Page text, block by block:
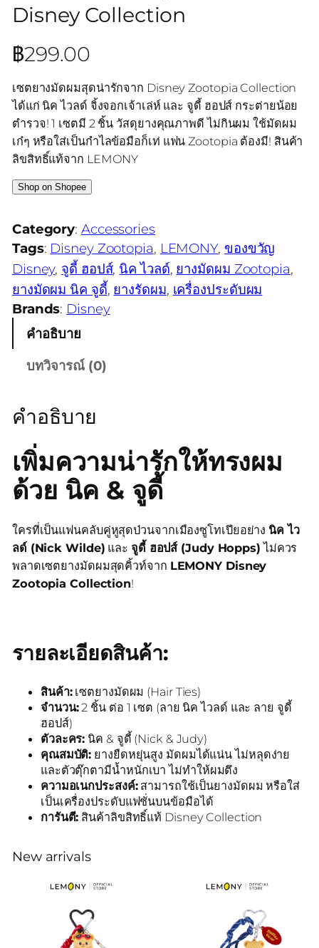
Disney Collection
฿299.00
เซตยางมัดผมสุดน่ารักจาก Disney Zootopia Collection
ได้แก่ นิค ไวลด์ จิ้งจอกเจ้าเล่ห์ และ จูดี้ ฮอปส์ กระต่ายน้อย
ตำรวจ! 1 เซตมี 2 ชิ้น วัสดุยางคุณภาพดี ไม่กินผม ใช้มัดผม
เก๋ๆ หรือใส่เป็นกำไลข้อมือก็เท่ แฟน Zootopia ต้องมี! สินค้า
ลิขสิทธิ์แท้จาก LEMONY
Shop on Shopee
Category: Accessories
Tags: Disney Zootopia, LEMONY, ของขวัญ
Disney, จูดี้ ฮอปส์, นิค ไวลด์, ยางมัดผม Zootopia
ยางมัดผม นิค จูดี้, ยางรัดผม, เครื่องประดับผม
Brands: Disney
คำอธิบาย
บทวิจารณ์ (0)
คำอธิบาย
เพิ่มความน่ารักให้ทรงผม
ด้วย นิค & จูดี้
ใครที่เป็นแฟนคลับคู่หูสุดป่วนจากเมืองซูโทเปียอย่าง นิค ไว
ลด์ (Nick Wilde) และ จูดี้ ฮอปส์ (Judy Hopps) ไม่ควร
พลาดเซตยางมัดผมสุดคิ้วท์จาก LEMONY Disney
Zootopia Collection!
รายละเอียดสินค้า:
สินค้า:เซตยางมัดผม (Hair Ties)
จำนวน:2 ชิ้น ต่อ 1 เซต (ลาย นิค ไวลด์ และ ลาย จูดี้
ฮอปส์)
ตัวละคร: นิค & จูดี้ (Nick & Judy)
คุณสมบัติ: ยางยืดหยุ่นสูง มัดผมได้แน่น ไม่หลุดง่าย
และตัวตุ๊กตามีน้ำหนักเบา ไม่ทำให้ผมตึง
ความอเนกประสงค์:สามารถใช้เป็นยางมัดผม หรือใส่
เป็นเครื่องประดับแฟชั่นบนข้อมือได้
การันตี: สินค้าลิขสิทธิ์แท้ Disney Collection
New arrivals